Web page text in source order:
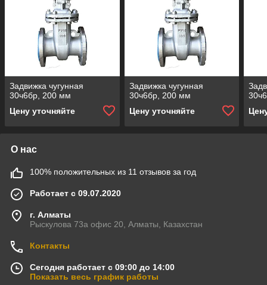
Задвижка чугунная
30ч6бр, 200 мм
Цену уточняйте
Задвижка чугунная
30ч6бр, 200 мм
Цену уточняйте
О нас
100% положительных из 11 отзывов за год
Работает с 09.07.2020
г. Алматы
Рыскулова 73а офис 20, Алматы, Казахстан
Контакты
Сегодня работает с 09:00 до 14:00
Показать весь график работы